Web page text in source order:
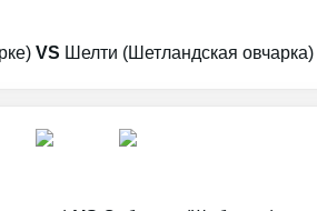
VS Шелти (Шетландская овчарка)